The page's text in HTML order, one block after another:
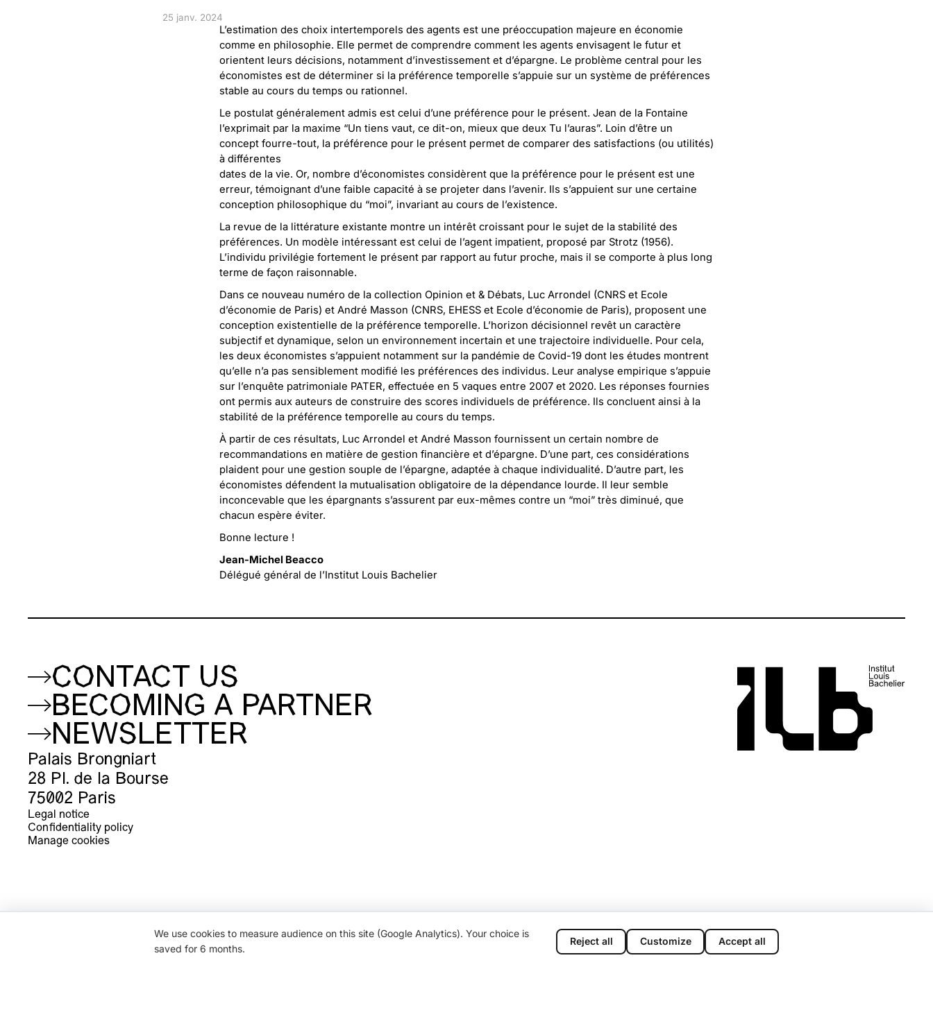
25 janv. 2024
L’estimation des choix intertemporels des agents est une préoccupation majeure en économie
comme en philosophie. Elle permet de comprendre comment les agents envisagent le futur et
orientent leurs décisions, notamment d’investissement et d’épargne. Le problème central pour les
économistes est de déterminer si la préférence temporelle s’appuie sur un système de préférences
stable au cours du temps ou rationnel.
Le postulat généralement admis est celui d’une préférence pour le présent. Jean de la Fontaine
l’exprimait par la maxime “Un tiens vaut, ce dit-on, mieux que deux Tu l’auras”. Loin d’être un
concept fourre-tout, la préférence pour le présent permet de comparer des satisfactions (ou utilités)
à différentes
dates de la vie. Or, nombre d’économistes considèrent que la préférence pour le présent est une
erreur, témoignant d’une faible capacité à se projeter dans l’avenir. Ils s’appuient sur une certaine
conception philosophique du “moi”, invariant au cours de l’existence.
La revue de la littérature existante montre un intérêt croissant pour le sujet de la stabilité des
préférences. Un modèle intéressant est celui de l’agent impatient, proposé par Strotz (1956).
L’individu privilégie fortement le présent par rapport au futur proche, mais il se comporte à plus long
terme de façon raisonnable.
Dans ce nouveau numéro de la collection Opinion et & Débats, Luc Arrondel (CNRS et Ecole
d’économie de Paris) et André Masson (CNRS, EHESS et Ecole d’économie de Paris), proposent une
conception existentielle de la préférence temporelle. L’horizon décisionnel revêt un caractère
subjectif et dynamique, selon un environnement incertain et une trajectoire individuelle. Pour cela,
les deux économistes s’appuient notamment sur la pandémie de Covid-19 dont les études montrent
qu’elle n’a pas sensiblement modifié les préférences des individus. Leur analyse empirique s’appuie
sur l’enquête patrimoniale PATER, effectuée en 5 vaques entre 2007 et 2020. Les réponses fournies
ont permis aux auteurs de construire des scores individuels de préférence. Ils concluent ainsi à la
stabilité de la préférence temporelle au cours du temps.
À partir de ces résultats, Luc Arrondel et André Masson fournissent un certain nombre de
recommandations en matière de gestion financière et d’épargne. D’une part, ces considérations
plaident pour une gestion souple de l’épargne, adaptée à chaque individualité. D’autre part, les
économistes défendent la mutualisation obligatoire de la dépendance lourde. Il leur semble
inconcevable que les épargnants s’assurent par eux-mêmes contre un “moi” très diminué, que
chacun espère éviter.
Bonne lecture !
Jean-Michel Beacco
Délégué général de l’Institut Louis Bachelier
CONTACT US
BECOMING A PARTNER
NEWSLETTER
Palais Brongniart
28 Pl. de la Bourse
75002 Paris
Legal notice
Confidentiality policy
Manage cookies
We use cookies to measure audience on this site (Google Analytics). Your choice is
saved for 6 months.
Reject all Customize Accept all